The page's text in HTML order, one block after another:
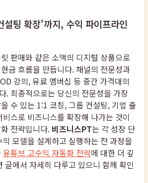
설팅 확장'까지, 수익 파이프라인
판매와 같은 소액의 디지털 상품으로
금 흐름을 만듭니다. 채널의 전문성과
강의, 유료 멤버십 등 중간 가격대의
. 최종적으로는 당신의 전문성을 가장
수 있는 1:1 코칭, 그룹 컨설팅, 기업 출
스로 비즈니스를 확장해 나가는 것이
전략입니다. 비즈니스PT는 각 성장 단
모델을 설계하고 실행하는 전 과정을
유튜브 고수익 자동화 전략에 대한 더 깊
글에서 자세히 다루고 있으니 함께 확인